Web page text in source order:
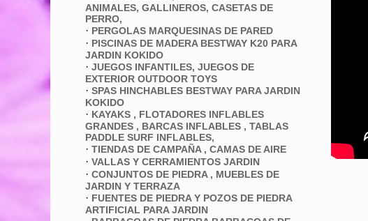
ANIMALES, GALLINEROS, CASETAS DE
PERRO,
· PERGOLAS MARQUESINAS DE PARED
· PISCINAS DE MADERA BESTWAY K20 PARA
JARDIN KOKIDO
· JUEGOS INFANTILES, JUEGOS DE
EXTERIOR OUTDOOR TOYS
· SPAS HINCHABLES BESTWAY PARA JARDIN
KOKIDO
· KAYAKS , FLOTADORES INFLABLES
GRANDES , BARCAS INFLABLES , TABLAS
PADDLE SURF INFLABLES,
· TIENDAS DE CAMPAÑA , CAMAS DE AIRE
· VALLAS Y CERRAMIENTOS JARDIN
· CONJUNTOS DE PIEDRA , MUEBLES DE
JARDIN Y TERRAZA
· FUENTES DE PIEDRA Y POZOS DE PIEDRA
ARTIFICIAL PARA JARDIN